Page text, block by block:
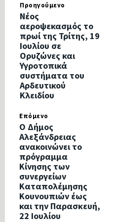
Προηγούμενο
Νέος
αεροψεκασμός το
πρωί της Τρίτης, 19
Ιουλίου σε
Ορυζώνες και
Υγροτοπικά
συστήματα του
Αρδευτικού
Κλειδίου
Επόμενο
Ο Δήμος
Αλεξάνδρειας
ανακοινώνει το
πρόγραμμα
Κίνησης των
συνεργείων
Καταπολέμησης
Κουνουπιών έως
και την Παρασκευή,
22 Ιουλίου